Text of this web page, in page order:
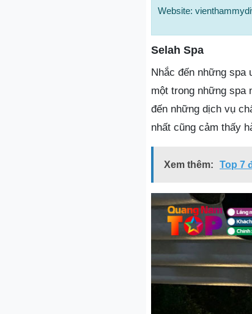
Website:
Selah Spa
Nhắc đến những spa
một trong những spa
đến những dịch vụ
nhất cũng cảm thấy
Xem thêm: Top 7